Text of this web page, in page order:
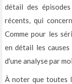
détail des
récents, qui
Comme pour les
en détail les causes
d'une analyse par
À noter que toutes